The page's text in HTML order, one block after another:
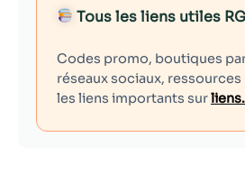
Tous les liens utiles
Codes promo, boutiques
réseaux sociaux,
les liens importants sur